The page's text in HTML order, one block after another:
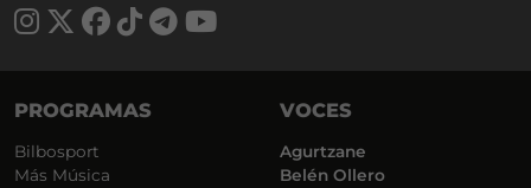
PROGRAMAS
Bilbosport
Más Música
VOCES
Agurtzane
Belén Ollero